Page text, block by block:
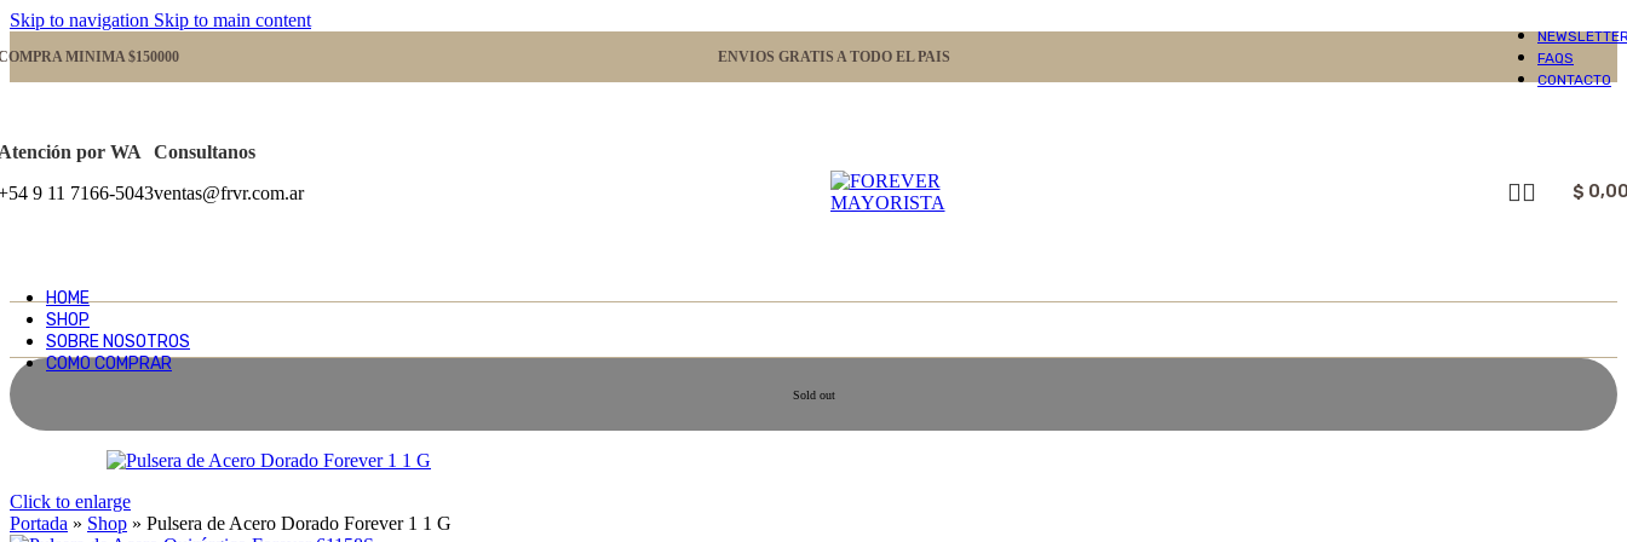
Skip to navigation Skip to main content
MINIMA $150000 ENVIOS GRATIS A TODO EL PAIS
FAQS
CONTACTO
por WA
9 11 7166-5043
Consultanos
ventas@frvr.com.ar
$
HOME
SHOP
SOBRE NOSOTROS
COMO COMPRAR
Sold out
Click to enlarge
Portada » Shop » Pulsera de Acero Dorado Forever 1 1 G